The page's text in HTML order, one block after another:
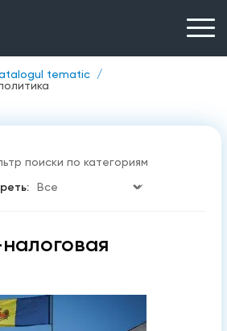
tematic
поиски по категориям